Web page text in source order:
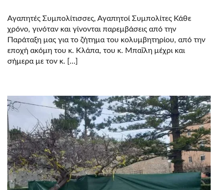
ΌΧΙ
ΠΑΣΑΛΕΊΜΜΑΤΑ.
Αγαπητές Συμπολίτισσες, Αγαπητοί Συμπολίτες Κάθε
χρόνο, γινόταν και γίνονται παρεμβάσεις από την
Παράταξη μας για το ζήτημα του κολυμβητηρίου, από την
εποχή ακόμη του κ. Κλάπα, του κ. Μπαΐλη μέχρι και
σήμερα με τον κ. […]